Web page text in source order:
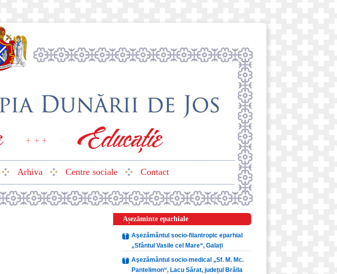
Arhiva Centre sociale Contact
Așezăminte eparhiale
Aşezământul socio-filantropic eparhial
„Sfântul Vasile cel Mare“, Galați
Aşezământul socio-medical „Sf. M. Mc.
Pantelimon“, Lacu Sărat, judeţul Brăila